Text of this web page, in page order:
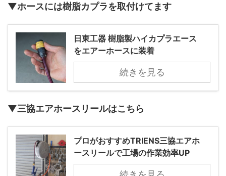
▼ホースには樹脂カプラを取付けてます
日東工器 樹脂製ハイカプラエース
をエアーホースに装着
続きを見る
▼三協エアホースリールはこちら
プロがおすすめTRIENS三協エアホ
ースリールで工場の作業効率UP